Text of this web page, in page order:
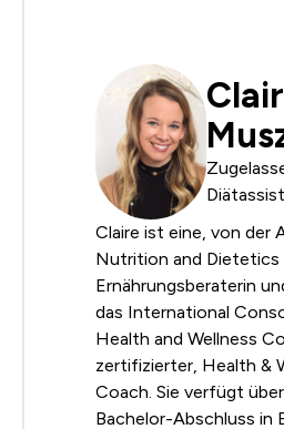
Claire ist eine, von der
Nutrition and Dietetics
Ernährungsberaterin
das International
Health and Wellness
zertifizierter, Health &
Coach. Sie verfügt
Bachelor-Abschluss in